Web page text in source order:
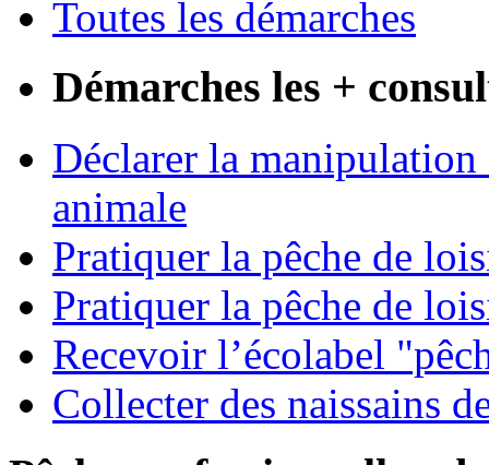
Toutes les démarches
Démarches les +
Déclarer la manipulation
animale
Pratiquer la pêche de
Pratiquer la pêche de
Recevoir l’écolabel
Collecter des naissains